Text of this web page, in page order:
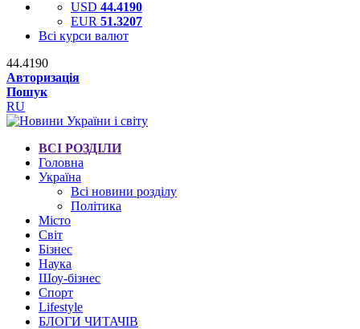
USD 44.4190
EUR 51.3207
Всі курси валют
44.4190
Авторизація
Пошук
RU
ВСІ РОЗДІЛИ
Головна
Україна
Всі новини розділу
Політика
Місто
Світ
Бізнес
Наука
Шоу-бізнес
Спорт
Lifestyle
БЛОГИ ЧИТАЧІВ